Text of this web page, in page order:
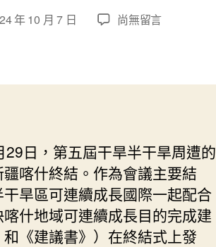
年 10 月 7 日
在
干
旱
周
遭
的
狀
況
尚無留言
日，第五屆干旱半干旱周遭的
喀什終結。作為會議主要結
旱區可連續成長國際一起配合
什地域可連續成長目的完成建
《建議書》）在終結式上發